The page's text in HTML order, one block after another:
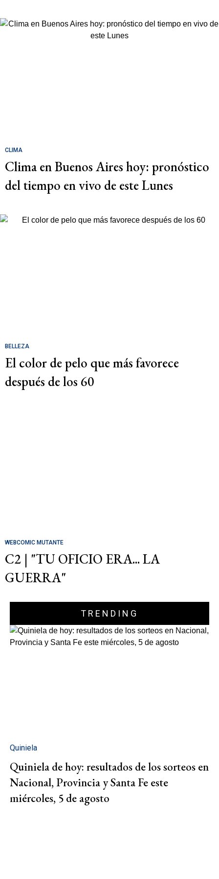
CLIMA
Clima en Buenos Aires hoy: pronóstico
del tiempo en vivo de este Lunes
BELLEZA
El color de pelo que más favorece
después de los 60
WEBCOMIC MUTANTE
C2 | "TU OFICIO ERA... LA
GUERRA"
TRENDING
Quiniela
Quiniela de hoy: resultados de los sorteos en
Nacional, Provincia y Santa Fe este
miércoles, 5 de agosto